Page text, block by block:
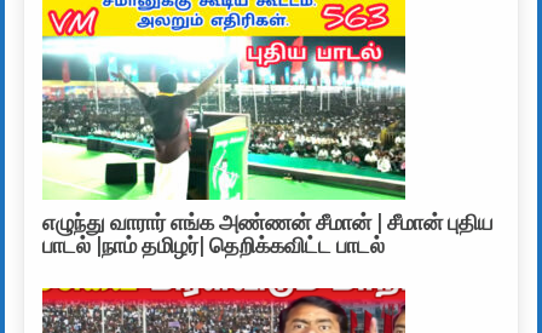
எழுந்து வாரார் எங்க அண்ணன் சீமான் | சீமான் புதிய
பாடல் |நாம் தமிழர்| தெறிக்கவிட்ட பாடல்